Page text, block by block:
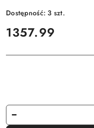
Dostępność:3 szt.
cena:
1357.99
Ilość